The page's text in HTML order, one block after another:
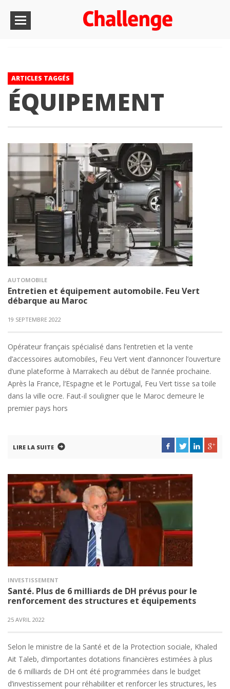
ARTICLES TAGGÉS
ÉQUIPEMENT
AUTOMOBILE
Entretien et équipement automobile. Feu Vert
débarque au Maroc
19 SEPTEMBRE 2022
Opérateur français spécialisé dans l’entretien et la vente
d’accessoires automobiles, Feu Vert vient d’annoncer l’ouverture
d’une plateforme à Marrakech au début de l’année prochaine.
Après la France, l’Espagne et le Portugal, Feu Vert tisse sa toile
dans la ville ocre. Faut-il souligner que le Maroc demeure le
premier pays hors
LIRE LA SUITE
INVESTISSEMENT
Santé. Plus de 6 milliards de DH prévus pour le
renforcement des structures et équipements
25 AVRIL 2022
Selon le ministre de la Santé et de la Protection sociale, Khaled
Ait Taleb, d’importantes dotations financières estimées à plus
de 6 milliards de DH ont été programmées dans le budget
d’investissement pour réhabiliter et renforcer les structures, les